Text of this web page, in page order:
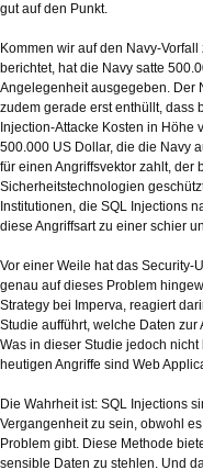
gut auf den Punkt.
Kommen wir auf den Navy-
berichtet, hat die Navy satte
Angelegenheit ausgegeben. Der
zudem gerade erst enthüllt, dass
Injection-Attacke Kosten in Höhe
500.000 US Dollar, die die Navy
für einen Angriffsvektor zahlt, der
Sicherheitstechnologien
Institutionen, die SQL Injections
diese Angriffsart zu einer schier
Vor einer Weile hat das Security-
genau auf dieses Problem
Strategy bei Imperva, reagiert
Studie aufführt, welche Daten
Was in dieser Studie jedoch
heutigen Angriffe sind Web
Die Wahrheit ist: SQL Injections
Vergangenheit zu sein, obwohl
Problem gibt. Diese Methode
sensible Daten zu stehlen. Und